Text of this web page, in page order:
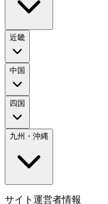
近畿
中国
四国
九州・沖縄
サイト運営者情報